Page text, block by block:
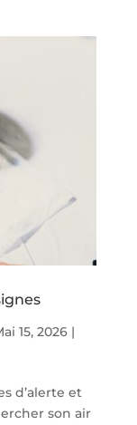
15, 2026|
d’alerte et
son air